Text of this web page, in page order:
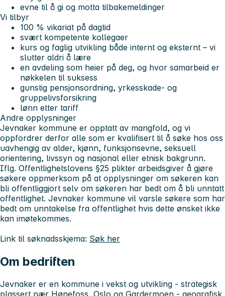
evne til å gi og motta tilbakemeldinger
Vi tilbyr
100 % vikariat på dagtid
svært kompetente kollegaer
kurs og faglig utvikling både internt og eksternt – vi
slutter aldri å lære
en avdeling som heier på deg, og hvor samarbeid er
nøkkelen til suksess
gunstig pensjonsordning, yrkesskade- og
gruppelivsforsikring
lønn etter tariff
Andre opplysninger
Jevnaker kommune er opptatt av mangfold, og vi
oppfordrer derfor alle som er kvalifisert til å søke hos oss
uavhengig av alder, kjønn, funksjonsevne, seksuell
orientering, livssyn og nasjonal eller etnisk bakgrunn.
Iflg. Offentlighetslovens §25 plikter arbeidsgiver å gjøre
søkere oppmerksom på at opplysninger om søkeren kan
bli offentliggjort selv om søkeren har bedt om å bli unntatt
offentlighet. Jevnaker kommune vil varsle søkere som har
bedt om unntakelse fra offentlighet hvis dette ønsket ikke
kan imøtekommes.
Link til søknadsskjema: Søk her
Om bedriften
Jevnaker er en kommune i vekst og utvikling - strategisk
plassert nær Hønefoss, Oslo og Gardermoen - geografisk